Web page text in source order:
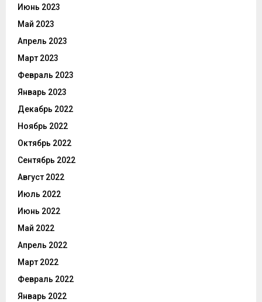
Июнь 2023
Май 2023
Апрель 2023
Март 2023
Февраль 2023
Январь 2023
Декабрь 2022
Ноябрь 2022
Октябрь 2022
Сентябрь 2022
Август 2022
Июль 2022
Июнь 2022
Май 2022
Апрель 2022
Март 2022
Февраль 2022
Январь 2022